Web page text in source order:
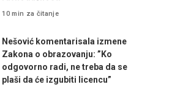
10 min za čitanje
Nešović komentarisala izmene
Zakona o obrazovanju: ”Ko
odgovorno radi, ne treba da se
plaši da će izgubiti licencu”